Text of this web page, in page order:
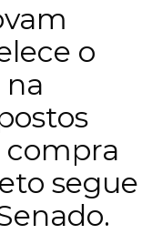
o
na
compra
segue